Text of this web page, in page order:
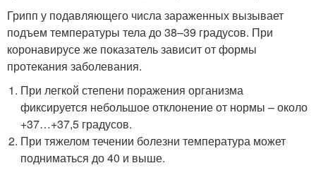
Грипп у подавляющего числа зараженных вызывает
подъем температуры тела до 38–39 градусов. При
коронавирусе же показатель зависит от формы
протекания заболевания.
При легкой степени поражения организма
фиксируется небольшое отклонение от нормы – около
+37…+37,5 градусов.
При тяжелом течении болезни температура может
подниматься до 40 и выше.